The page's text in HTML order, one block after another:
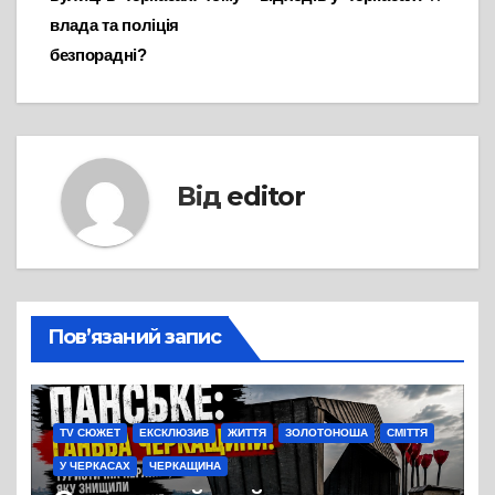
влада та поліція
безпорадні?
Від editor
Пов’язаний запис
TV СЮЖЕТ ЕКСКЛЮЗИВ ЖИТТЯ ЗОЛОТОНОША СМІТТЯ
У ЧЕРКАСАХ ЧЕРКАЩИНА